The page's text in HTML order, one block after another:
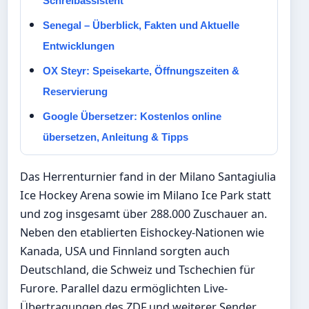
Senegal – Überblick, Fakten und Aktuelle
Entwicklungen
OX Steyr: Speisekarte, Öffnungszeiten &
Reservierung
Google Übersetzer: Kostenlos online
übersetzen, Anleitung & Tipps
Das Herrenturnier fand in der Milano Santagiulia
Ice Hockey Arena sowie im Milano Ice Park statt
und zog insgesamt über 288.000 Zuschauer an.
Neben den etablierten Eishockey-Nationen wie
Kanada, USA und Finnland sorgten auch
Deutschland, die Schweiz und Tschechien für
Furore. Parallel dazu ermöglichten Live-